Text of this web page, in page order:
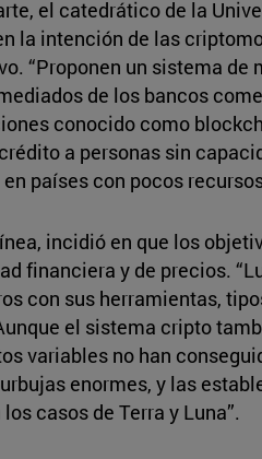
el catedrático de la
la intención de las
“Proponen un sistema de
de los bancos
conocido como
a personas sin
países con pocos
incidió en que los
financiera y de precios.
con sus herramientas,
el sistema cripto
variables no han
enormes, y las
casos de Terra y Luna”.